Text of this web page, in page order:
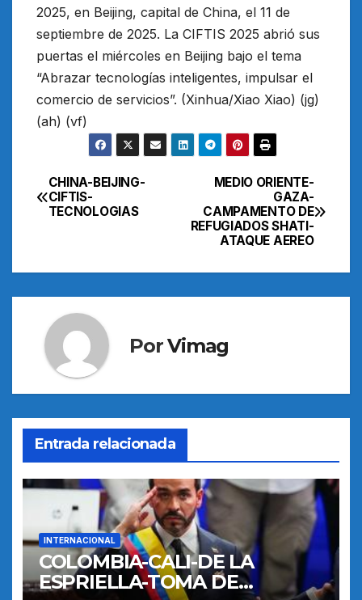
2025, en Beijing, capital de China, el 11 de
septiembre de 2025. La CIFTIS 2025 abrió sus
puertas el miércoles en Beijing bajo el tema
“Abrazar tecnologías inteligentes, impulsar el
comercio de servicios”. (Xinhua/Xiao Xiao) (jg)
(ah) (vf)
Navegación
de
MEDIO ORIENTE-
GAZA-
CAMPAMENTO DE
REFUGIADOS SHATI-
ATAQUE AEREO
CHINA-BEIJING-
CIFTIS-
TECNOLOGIAS
PorVimag
Entrada relacionada
INTERNACIONAL
COLOMBIA-CALI-DE LA
ESPRIELLA-TOMA DE